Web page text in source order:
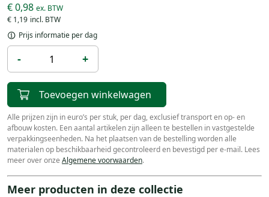
€ 1,19
€ 0,98
Prijs informatie per dag
- +
Toevoegen winkelwagen
Alle prijzen zijn in euro’s per stuk, per dag, exclusief transport en op- en
afbouw kosten. Een aantal artikelen zijn alleen te bestellen in vastgestelde
verpakkingseenheden. Na het plaatsen van de bestelling worden alle
materialen op beschikbaarheid gecontroleerd en bevestigd per e-mail. Lees
meer over onze Algemene voorwaarden.
Meer producten in deze collectie